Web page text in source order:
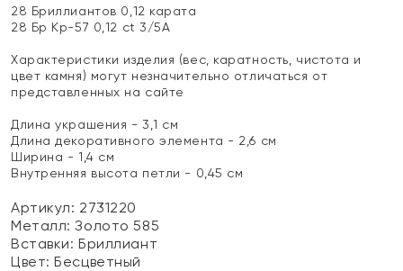
28 Бриллиантов 0,12 карата
28 Бр Кр-57 0,12 ct 3/5А
Характеристики изделия (вес, каратность, чистота и
цвет камня) могут незначительно отличаться от
представленных на сайте
Длина украшения - 3,1 см
Длина декоративного элемента - 2,6 см
Ширина - 1,4 см
Внутренняя высота петли - 0,45 см
Артикул: 2731220
Металл:Золото 585
Вставки:Бриллиант
Цвет:Бесцветный